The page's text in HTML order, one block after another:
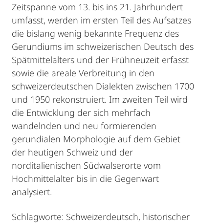
Zeitspanne vom 13. bis ins 21. Jahrhundert
umfasst, werden im ersten Teil des Aufsatzes
die bislang wenig bekannte Frequenz des
Gerundiums im schweizerischen Deutsch des
Spätmittelalters und der Frühneuzeit erfasst
sowie die areale Verbreitung in den
schweizerdeutschen Dialekten zwischen 1700
und 1950 rekonstruiert. Im zweiten Teil wird
die Entwicklung der sich mehrfach
wandelnden und neu formierenden
gerundialen Morphologie auf dem Gebiet
der heutigen Schweiz und der
norditalienischen Südwalserorte vom
Hochmittelalter bis in die Gegenwart
analysiert.
Schlagworte: Schweizerdeutsch, historischer